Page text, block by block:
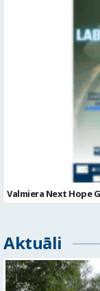
Valmiera Next Hope
Aktuāli